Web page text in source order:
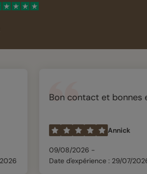
Bon contact et bonnes
Annick
09/08/2026 -
Date d'expérience : 29/07/2026